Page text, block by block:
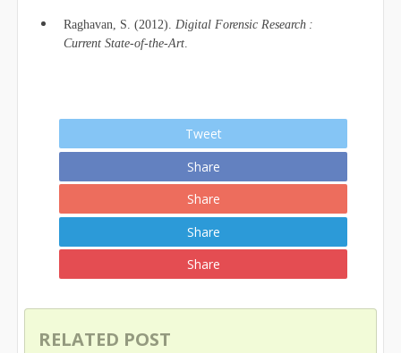
Raghavan, S. (2012). Digital Forensic Research :
Current State-of-the-Art.
Tweet
Share
Share
Share
Share
RELATED POST